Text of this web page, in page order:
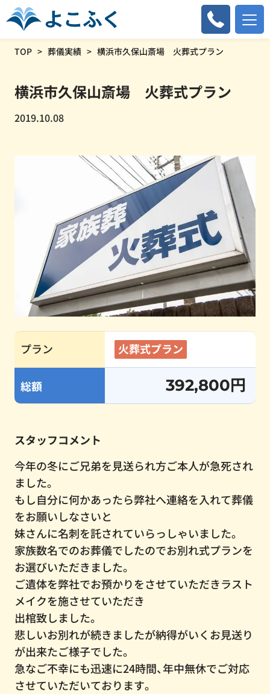
TOP 葬儀実績 横浜市久保山斎場 火葬式プラン
横浜市久保山斎場 火葬式プラン
2019.10.08
プラン 火葬式プラン
総額 392,800円
スタッフコメント
今年の冬にご兄弟を見送られ方ご本人が急死され
ました。
もし自分に何かあったら弊社へ連絡を入れて葬儀
をお願いしなさいと
妹さんに名刺を託されていらっしゃいました。
家族数名でのお葬儀でしたのでお別れ式プランを
お選びいただきました。
ご遺体を弊社でお預かりをさせていただきラスト
メイクを施させていただき
出棺致しました。
悲しいお別れが続きましたが納得がいくお見送り
が出来たご様子でした。
急なご不幸にも迅速に24時間、年中無休でご対応
させていただいております。